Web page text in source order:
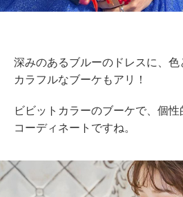
深みのあるブルーのドレスに、
カラフルなブーケもアリ！
ビビットカラーのブーケで、個
コーディネートですね。